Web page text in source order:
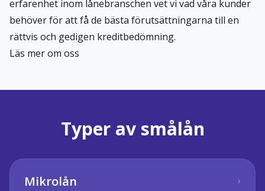
erfarenhet inom lånebranschen vet vi vad våra kunder
behöver för att få de bästa förutsättningarna till en
rättvis och gedigen kreditbedömning.
Läs mer om oss
Typer av smålån
Mikrolån ›